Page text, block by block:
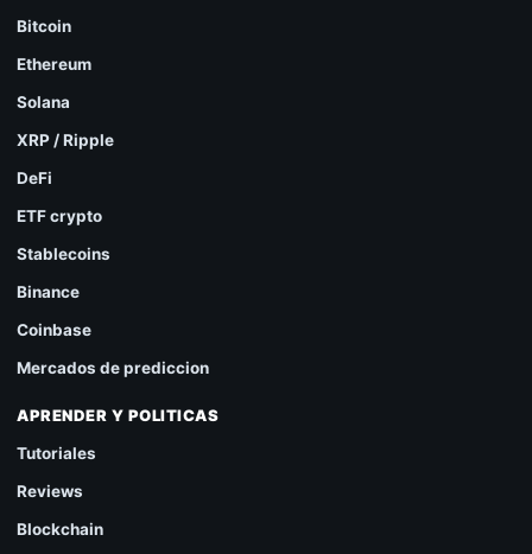
Bitcoin
Ethereum
Solana
XRP / Ripple
DeFi
ETF crypto
Stablecoins
Binance
Coinbase
Mercados de prediccion
APRENDER Y POLITICAS
Tutoriales
Reviews
Blockchain